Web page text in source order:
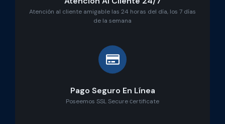
Atención al cliente amigable las 24 horas del día, los 7 días
de la semana
Pago Seguro En Línea
Poseemos SSL Secure сertificate